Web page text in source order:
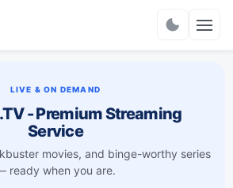
LIVE & ON DEMAND
- Premium Streaming
Service
movies, and binge-worthy series
ready when you are.